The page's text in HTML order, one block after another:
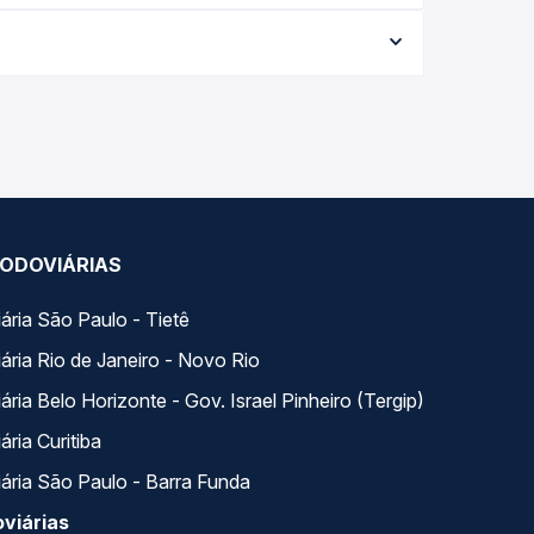
oferta para o seu roteiro.
São Paulo - Tietê
Rio de Janeiro - Novo Rio
Belo Horizonte - Gov. Israel Pinheiro (Tergip)
Curitiba
São Paulo - Barra Funda